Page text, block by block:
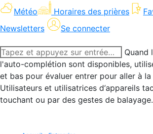
Météo Horaires des prières
Newsletters
Se connecter
Recherche
:
Quand
l'auto-complétion sont disponibles,
et bas pour évaluer entrer pour aller à la
Utilisateurs et utilisatrices d‘appareils
touchant ou par des gestes de balayage.